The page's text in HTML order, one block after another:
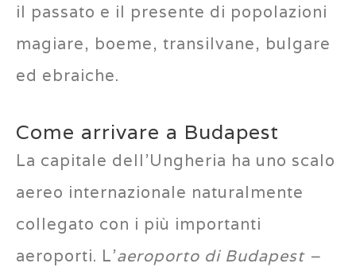
il passato e il presente di popolazioni
magiare, boeme, transilvane, bulgare
ed ebraiche.
Come arrivare a Budapest
La capitale dell’Ungheria ha uno scalo
aereo internazionale naturalmente
collegato con i più importanti
aeroporti. L’aeroporto di Budapest –